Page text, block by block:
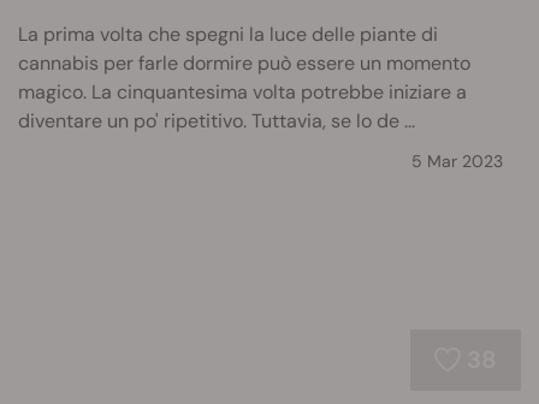
La prima volta che spegni la luce delle piante di
cannabis per farle dormire può essere un momento
magico. La cinquantesima volta potrebbe iniziare a
diventare un po' ripetitivo. Tuttavia, se lo de ...
5 Mar 2023